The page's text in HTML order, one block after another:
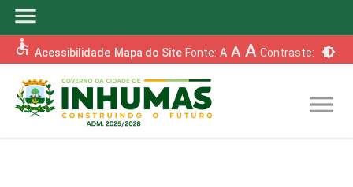
menu
accessible Acessibilidade Mapa do Site Fonte: A A A Contraste: brightness_6
menu